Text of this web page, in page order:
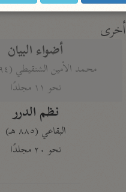
أخرى
أضواء البيان
محمد الأمين الشنقيطي (١٣٩٤ هـ)
نحو ١١ مجلدًا
نظم الدرر
البقاعي (٨٨٥ هـ)
نحو ٢٠ مجلدًا